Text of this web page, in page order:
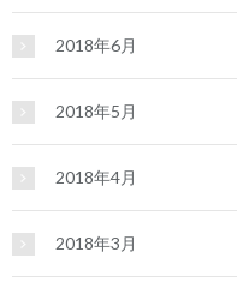
2018年6月
2018年5月
2018年4月
2018年3月